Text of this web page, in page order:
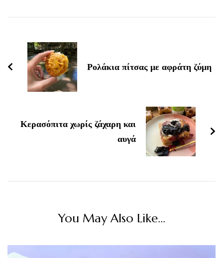
Navigation
Ρολάκια πίτσας με αφράτη ζύμη
Κερασόπιτα χωρίς ζάχαρη και
αυγά
You May Also Like...